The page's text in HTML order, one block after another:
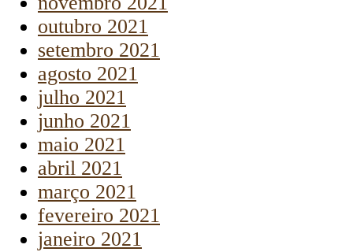
outubro 2021
setembro 2021
agosto 2021
julho 2021
junho 2021
maio 2021
abril 2021
março 2021
fevereiro 2021
janeiro 2021